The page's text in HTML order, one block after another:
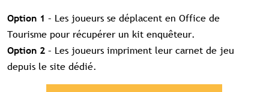
Option 1 – Les joueurs se déplacent en Office de
Tourisme pour récupérer un kit enquêteur.
Option 2 – Les joueurs impriment leur carnet de jeu
depuis le site dédié.